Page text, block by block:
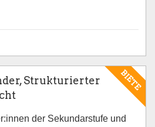
BIETE
Strukturierter
der Sekundarstufe und